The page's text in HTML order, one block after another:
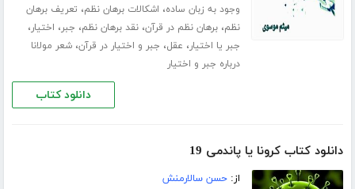
وجود به زبان ساده، اشکالات برهان نظم، تعریف برهان
نظم،برهان نظم در قرآن،نقد برهان نظم، جبر، اختیار،
جبر یا اختیار، عقل، جبر و اختیار در قرآن،شعر مولانا
درباره جبر و اختیار
دانلود کتاب
دانلود کتاب کرونا یا پاندمی 19
از:حسن سالارمنش